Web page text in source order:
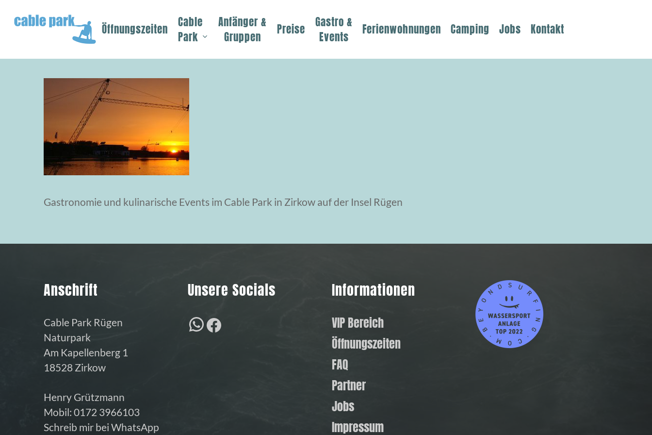
Öffnungszeiten
Cable
Park
Anfänger &
Gruppen
Preise
Gastro &
Events
Ferienwohnungen Camping Jobs Kontakt
Gastronomie und kulinarische Events im Cable Park in Zirkow auf der Insel Rügen
Anschrift
Cable Park Rügen
Naturpark
Am Kapellenberg 1
18528 Zirkow
Henry Grützmann
Mobil: 0172 3966103
Schreib mir bei WhatsApp
Unsere Socials
WhatsApp
Informationen
VIP Bereich
Öffnungszeiten
FAQ
Partner
Jobs
Impressum